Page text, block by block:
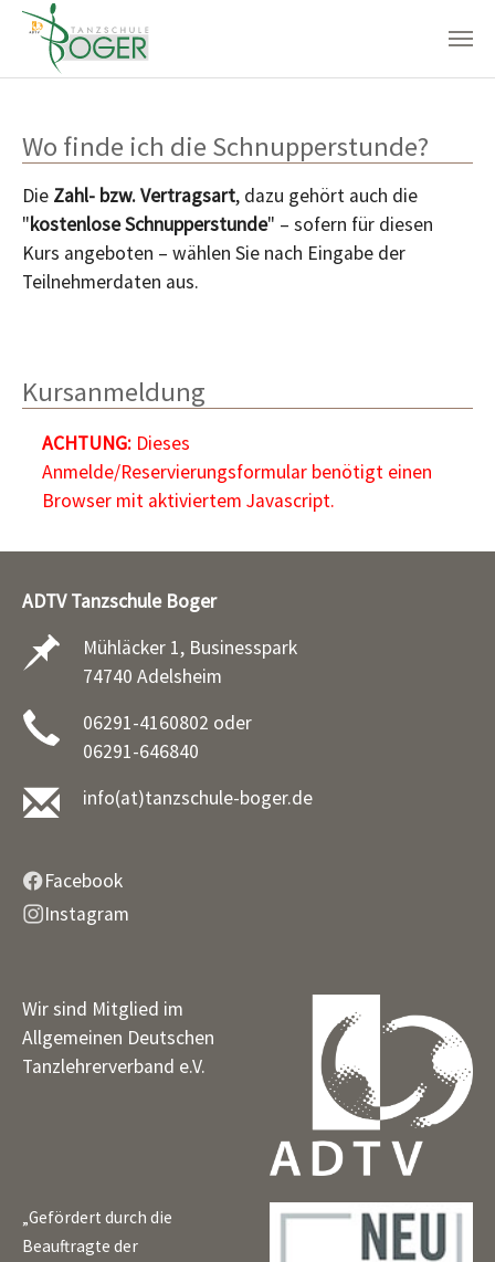
Wo finde ich die Schnupperstunde?
Die Zahl- bzw. Vertragsart, dazu gehört auch die
"kostenlose Schnupperstunde" – sofern für diesen
Kurs angeboten – wählen Sie nach Eingabe der
Teilnehmerdaten aus.
Kursanmeldung
ACHTUNG:Dieses
Anmelde/Reservierungsformular benötigt einen
Browser mit aktiviertem Javascript.
ADTV Tanzschule Boger
Mühläcker 1, Businesspark
74740 Adelsheim
06291-4160802 oder
06291-646840
info(at)tanzschule-boger.de
Facebook
Instagram
Wir sind Mitglied im
Allgemeinen Deutschen
Tanzlehrerverband e.V.
„Gefördert durch die
Beauftragte der